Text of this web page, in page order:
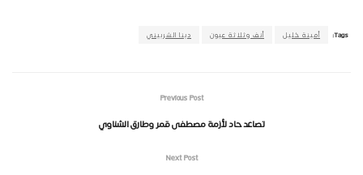
Tags: أمينة خليل أنف وثلاثة عيون دينا الشربيني
Previous Post
تصاعد حاد لأزمة مصطفى قمر وطارق الشناوي
Next Post